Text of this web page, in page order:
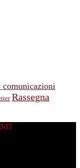
comunicazioni
Rassegna